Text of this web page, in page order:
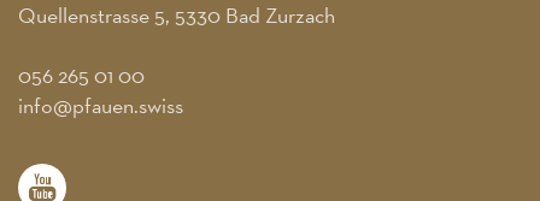
Quellenstrasse 5, 5330 Bad Zurzach
056 265 01 00
info@pfauen.swiss